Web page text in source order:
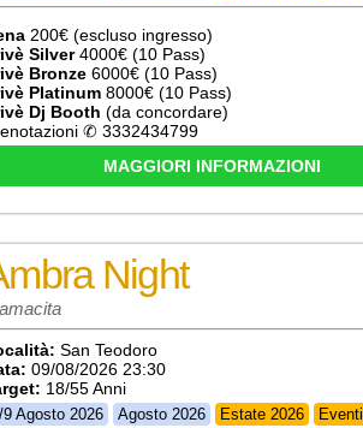
200€ (escluso ingresso)
Silver4000€ (10 Pass)
Bronze 6000€ (10 Pass)
Platinum 8000€ (10 Pass)
Dj Booth (da concordare)
✆ 3332434799
MAGGIORI INFORMAZIONI
Night
San Teodoro
09/08/2026 23:30
18/55 Anni
9 Agosto 2026 Agosto 2026 Estate 2026 Eventi